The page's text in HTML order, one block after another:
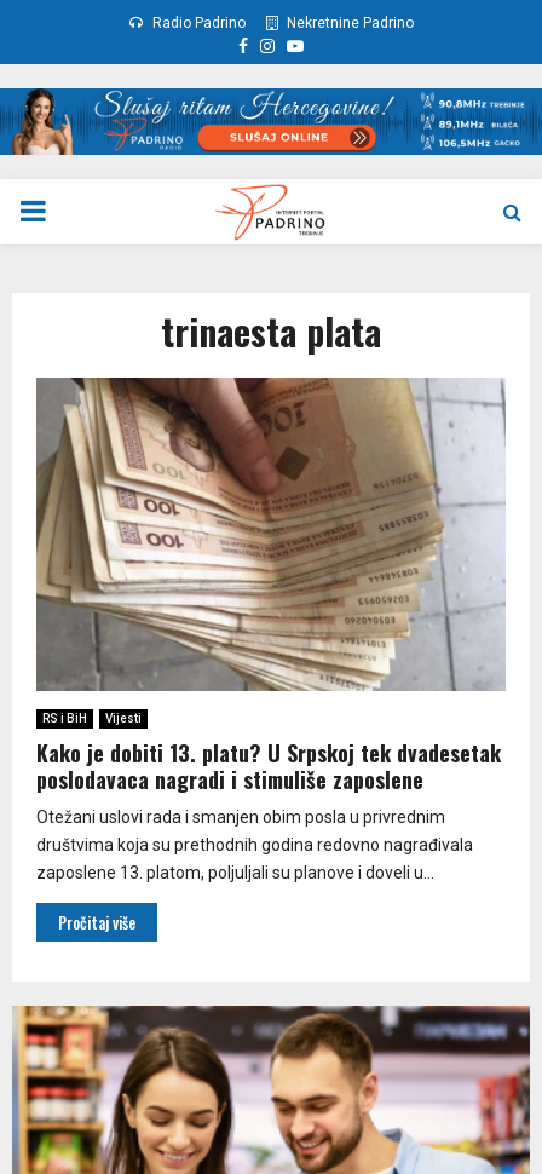
Radio Padrino Nekretnine Padrino
Facebook
Instagram
Youtube
PRIMARY
trinaesta plata
RS i BiH Vijesti
Kako je dobiti 13. platu? U Srpskoj tek dvadesetak
poslodavaca nagradi i stimuliše zaposlene
Otežani uslovi rada i smanjen obim posla u privrednim
društvima koja su prethodnih godina redovno nagrađivala
zaposlene 13. platom, poljuljali su planove i doveli u...
Pročitaj više